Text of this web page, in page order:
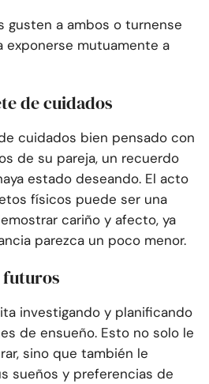
gusten a ambos o turnense
exponerse mutuamente a
de cuidados
cuidados bien pensado con
de su pareja, un recuerdo
estado deseando. El acto
físicos puede ser una
cariño y afecto, ya
parezca un poco menor.
futuros
investigando y planificando
de ensueño. Esto no solo le
sino que también le
sueños y preferencias de